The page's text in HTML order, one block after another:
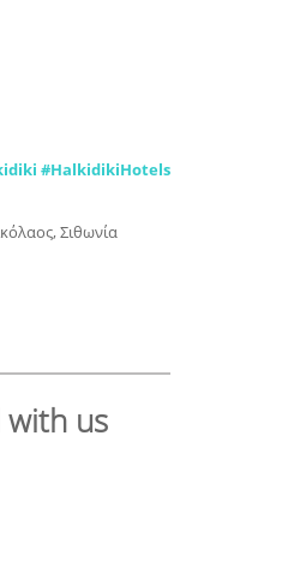
#HalkidikiHotels
Σιθωνία
with us